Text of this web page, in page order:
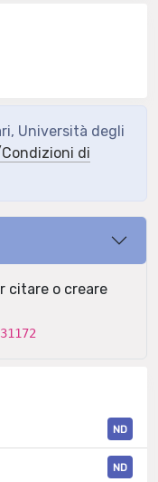
Università degli
di
citare o creare
ND
ND